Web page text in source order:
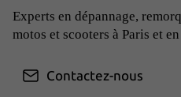
Experts en dépannage,
motos et scooters à Paris et
Contactez-nous